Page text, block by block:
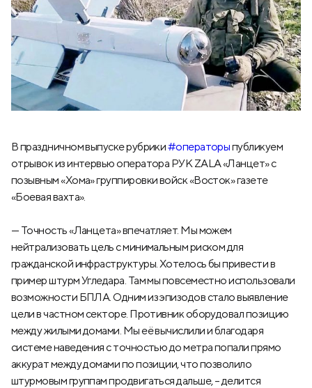
В праздничном выпуске рубрики#операторыпубликуем
отрывок из интервью оператора РУК ZALA «Ланцет» с
позывным «Хома» группировки войск «Восток» газете
«Боевая вахта».
— Точность «Ланцета» впечатляет. Мы можем
нейтрализовать цель с минимальным риском для
гражданской инфраструктуры. Хотелось бы привести в
пример штурм Угледара. Там мы повсеместно использовали
возможности БПЛА. Одним из эпизодов стало выявление
цели в частном секторе. Противник оборудовал позицию
между жилыми домами. Мы её вычислили и благодаря
системе наведения с точностью до метра попали прямо
аккурат между домами по позиции, что позволило
штурмовым группам продвигаться дальше, – делится